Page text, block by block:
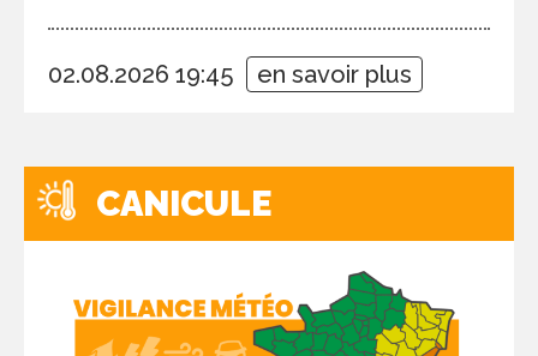
02.08.2026 19:45 en savoir plus
CANICULE